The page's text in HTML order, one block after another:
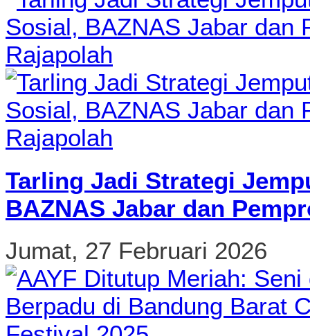
Tarling Jadi Strategi
BAZNAS Jabar dan
Jumat, 27 Februari 2026